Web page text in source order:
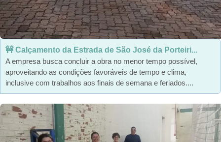
🚧 Calçamento da Estrada de São José da Porteiri...
A empresa busca concluir a obra no menor tempo possível,
aproveitando as condições favoráveis de tempo e clima,
inclusive com trabalhos aos finais de semana e feriados....